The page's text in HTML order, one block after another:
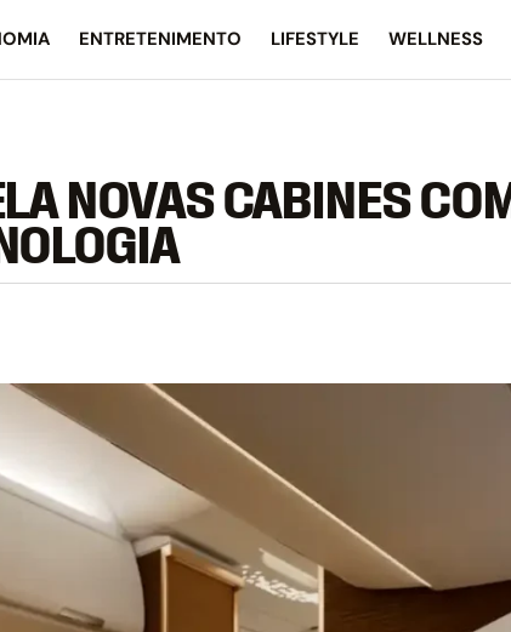
ENTRETENIMENTO LIFESTYLE WELLNESS
NOVAS CABINES